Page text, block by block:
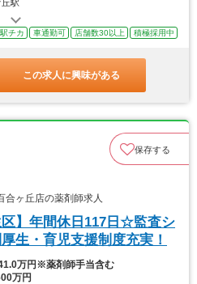
駅
駅チカ 車通勤可 店舗数30以上 積極採用中
この求人に興味がある
保存する
ヶ丘店の薬剤師求人
区】年間休日117日☆監査シ
生・育児支援制度充実！
万円※薬剤師手当含む
万円